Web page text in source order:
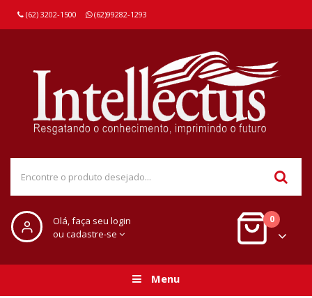
(62) 3202-1500 (62)99282-1293
Olá, faça seu login
ou cadastre-se
0
Menu